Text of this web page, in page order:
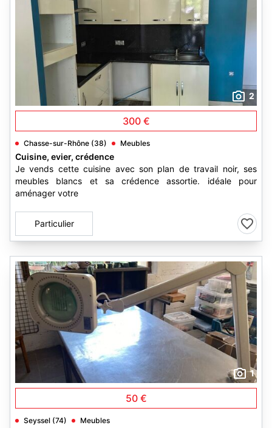
2
300 €
Chasse-sur-Rhône (38) Meubles
Cuisine, evier, crédence
Je vends cette cuisine avec son plan de travail noir, ses
meubles blancs et sa crédence assortie. idéale pour
aménager votre
Particulier
1
50 €
Seyssel (74) Meubles